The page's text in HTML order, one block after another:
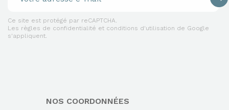
Ce site est protégé par reCAPTCHA.
Les règles de confidentialité et conditions d'utilisation de Google
s'appliquent.
NOS COORDONNÉES